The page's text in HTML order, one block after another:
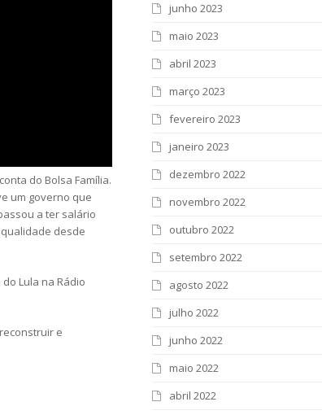
do Bolsa Família.
um governo que
a ter salário
desde
Lula na Rádio
e
junho 2023
maio 2023
abril 2023
março 2023
fevereiro 2023
janeiro 2023
dezembro 2022
novembro 2022
outubro 2022
setembro 2022
agosto 2022
julho 2022
junho 2022
maio 2022
abril 2022